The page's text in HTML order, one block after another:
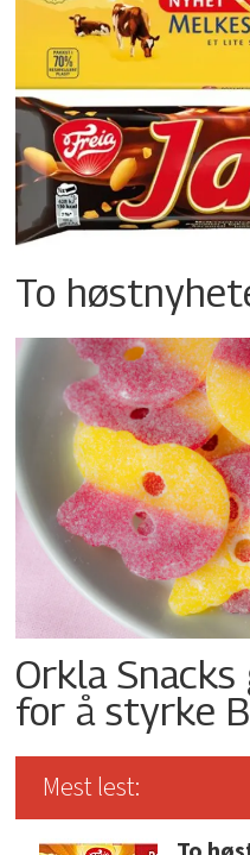
To
Orkla
for å styrke
Mest lest: